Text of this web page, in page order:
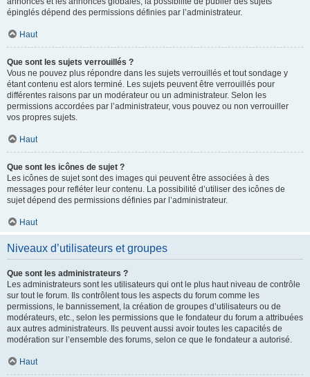
épinglés dépend des permissions définies par l’administrateur.
Haut
Que sont les sujets verrouillés ?
Vous ne pouvez plus répondre dans les sujets verrouillés et tout sondage y
étant contenu est alors terminé. Les sujets peuvent être verrouillés pour
différentes raisons par un modérateur ou un administrateur. Selon les
permissions accordées par l’administrateur, vous pouvez ou non verrouiller
vos propres sujets.
Haut
Que sont les icônes de sujet ?
Les icônes de sujet sont des images qui peuvent être associées à des
messages pour refléter leur contenu. La possibilité d’utiliser des icônes de
sujet dépend des permissions définies par l’administrateur.
Haut
Niveaux d’utilisateurs et groupes
Que sont les administrateurs ?
Les administrateurs sont les utilisateurs qui ont le plus haut niveau de contrôle
sur tout le forum. Ils contrôlent tous les aspects du forum comme les
permissions, le bannissement, la création de groupes d’utilisateurs ou de
modérateurs, etc., selon les permissions que le fondateur du forum a attribuées
aux autres administrateurs. Ils peuvent aussi avoir toutes les capacités de
modération sur l’ensemble des forums, selon ce que le fondateur a autorisé.
Haut